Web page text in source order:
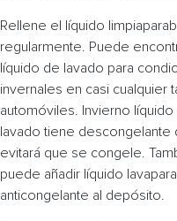
Rellene el líquido
regularmente. Puede
líquido de lavado para
invernales en casi cualquier
automóviles. Invierno
lavado tiene descongelante
evitará que se congele.
puede añadir líquido
anticongelante al depósito.